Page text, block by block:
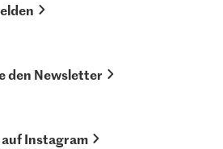
den Newsletter
auf Instagram